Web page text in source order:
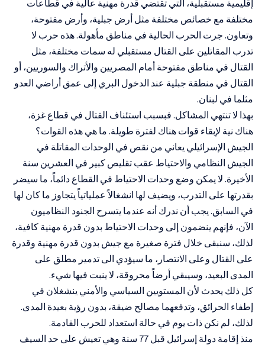
إقليمية مستقبلية، التي تقتضي قدرة مهنية عالية في قطاعات
مختلفة مع خصائص مختلفة مثل أرض جبلية، وأرض مفتوحة،
وتعاون. جرت الحرب الحالية في مناطق مأهولة. هذه حرب لا
تدرب المقاتلين على القتال مستقبلي له سمات مختلفة، مثل
القتال في مناطق مفتوحة أمام المصريين والأتراك والسوريين، أو
القتال في منطقة جبلية عند الدخول البري إلى عمق أراضي العدو
مثلما في لبنان.
بهذا لا تنتهي المشاكل. فبسبب استئناف القتال في قطاع غزة،
هناك نية لإبقاء قوات هناك لفترة طويلة. ما هي هذه القوات؟
الجيش الإسرائيلي يعاني من نقص في الوحدات المقاتلة في
الجيش النظامي والاحتياط عقب تقليص كبير في العشرين سنة
الأخيرة. لا يمكن وضع وحدات الاحتياط في القطاع دائماً، ما سيضر
بقدرتها على التدرب، ويضيف لها انشغالاً عملياتياً يتجاوز ما كان لها
في السابق. يجب أن ندرك أنه عندما يتسرح الجنود النظاميون
الآن، فإنهم ينضمون إلى وحدات الاحتياط بدون قدرة مهنية كافية،
لذلك، سنبقى خلال فترة صغيرة مع جيش بدون قدرة مهنية وقدرة
على القتال وعلى الانتصار، ما سيؤدي الى تدمير مطلق على
المدى البعيد، وسيبقي أرضاً محروقة، لا ينبت فيها شيء.
كل ذلك يحدث لأن المستويين السياسي والأمني ينشغلان في
إطفاء الحرائق، وتدفعهما مصالح ضيقة، بدون رؤية بعيدة المدى.
لذلك، لم نكن ذات يوم في حالة استعداد للحرب القادمة.
منذ إقامة دولة إسرائيل قبل 77 سنة وهي تعيش على حد السيف